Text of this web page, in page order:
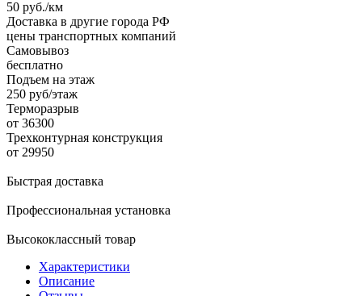
50 руб./км
Доставка в другие города РФ
цены транспортных компаний
Самовывоз
бесплатно
Подъем на этаж
250 руб/этаж
Терморазрыв
от 36300
Трехконтурная конструкция
от 29950
Быстрая доставка
Профессиональная установка
Высококлассный товар
Характеристики
Описание